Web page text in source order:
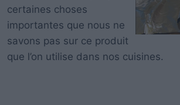
certaines choses
importantes que nous ne
savons pas sur ce produit
que l’on utilise dans nos cuisines.